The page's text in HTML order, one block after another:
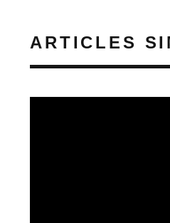
ARTICLES